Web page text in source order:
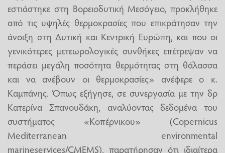
εστιάστηκε στη Βορειοδυτική Μεσόγειο, προκλήθηκε
από τις υψηλές θερμοκρασίες που επικράτησαν την
άνοιξη στη Δυτική και Κεντρική Ευρώπη, και που οι
γενικότερες μετεωρολογικές συνθήκες επέτρεψαν να
περάσει μεγάλη ποσότητα θερμότητας στη θάλασσα
και να ανέβουν οι θερμοκρασίες» ανέφερε ο κ.
Καμπάνης. Όπως εξήγησε, σε συνεργασία με την δρ
Κατερίνα Σπανουδάκη, αναλύοντας δεδομένα του
συστήματος «Κοπέρνικου» (Copernicus
Mediterranean environmental
marineservices/CMEMS), παρατήρησαν ότι ιδιαίτερα